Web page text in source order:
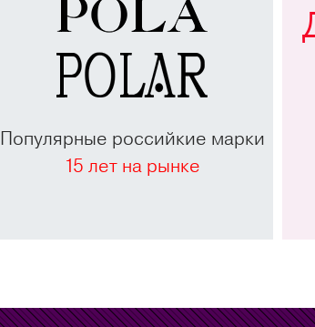
Популярные российкие марки
15 лет на рынке